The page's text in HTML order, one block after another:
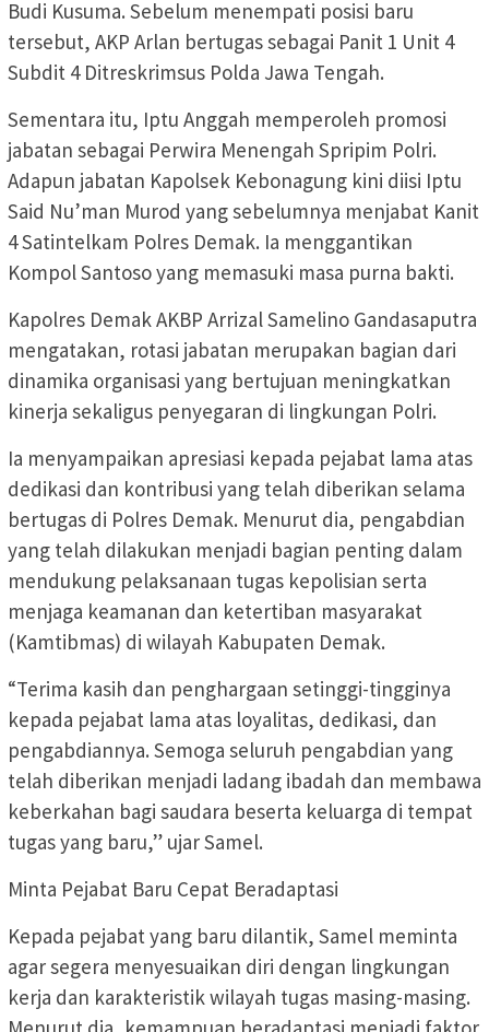
Budi Kusuma. Sebelum menempati posisi baru
tersebut, AKP Arlan bertugas sebagai Panit 1 Unit 4
Subdit 4 Ditreskrimsus Polda Jawa Tengah.
Sementara itu, Iptu Anggah memperoleh promosi
jabatan sebagai Perwira Menengah Spripim Polri.
Adapun jabatan Kapolsek Kebonagung kini diisi Iptu
Said Nu’man Murod yang sebelumnya menjabat Kanit
4 Satintelkam Polres Demak. Ia menggantikan
Kompol Santoso yang memasuki masa purna bakti.
Kapolres Demak AKBP Arrizal Samelino Gandasaputra
mengatakan, rotasi jabatan merupakan bagian dari
dinamika organisasi yang bertujuan meningkatkan
kinerja sekaligus penyegaran di lingkungan Polri.
Ia menyampaikan apresiasi kepada pejabat lama atas
dedikasi dan kontribusi yang telah diberikan selama
bertugas di Polres Demak. Menurut dia, pengabdian
yang telah dilakukan menjadi bagian penting dalam
mendukung pelaksanaan tugas kepolisian serta
menjaga keamanan dan ketertiban masyarakat
(Kamtibmas) di wilayah Kabupaten Demak.
“Terima kasih dan penghargaan setinggi-tingginya
kepada pejabat lama atas loyalitas, dedikasi, dan
pengabdiannya. Semoga seluruh pengabdian yang
telah diberikan menjadi ladang ibadah dan membawa
keberkahan bagi saudara beserta keluarga di tempat
tugas yang baru,” ujar Samel.
Minta Pejabat Baru Cepat Beradaptasi
Kepada pejabat yang baru dilantik, Samel meminta
agar segera menyesuaikan diri dengan lingkungan
kerja dan karakteristik wilayah tugas masing-masing.